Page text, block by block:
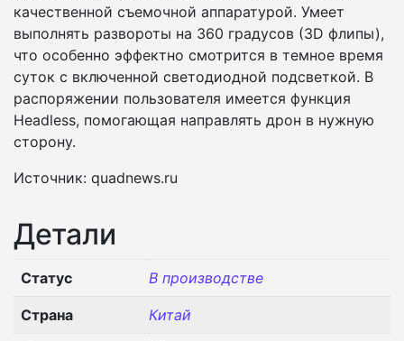
качественной съемочной аппаратурой. Умеет
выполнять развороты на 360 градусов (3D флипы),
что особенно эффектно смотрится в темное время
суток с включенной светодиодной подсветкой. В
распоряжении пользователя имеется функция
Headless, помогающая направлять дрон в нужную
сторону.
Источник: quadnews.ru
Детали
Статус В производстве
Страна Китай